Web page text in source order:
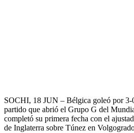
SOCHI, 18 JUN – Bélgica goleó por 3-
partido que abrió el Grupo G del
completó su primera fecha con el
de Inglaterra sobre Túnez en